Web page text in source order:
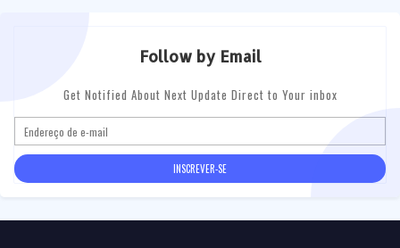
Follow by Email
Get Notified About Next Update Direct to Your inbox